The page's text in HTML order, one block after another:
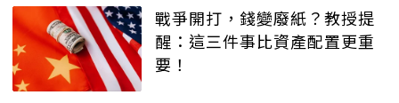
戰爭開打，錢變廢紙？教授提
醒：這三件事比資產配置更重
要！